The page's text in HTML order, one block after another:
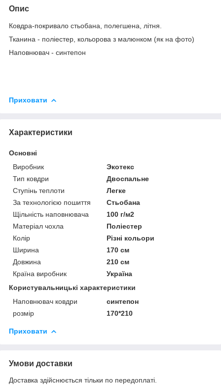
Опис
Ковдра-покривало стьобана, полегшена, літня.
Тканина - поліестер, кольорова з малюнком (як на фото)
Наповнювач - синтепон
Приховати
Характеристики
Основні
Виробник
Экотекс
Тип ковдри
Двоспальне
Ступінь теплоти
Легке
За технологією пошиття
Стьобана
Щільність наповнювача
100 г/м2
Матеріал чохла
Поліестер
Колір
Різні кольори
Ширина
170 см
Довжина
210 см
Країна виробник
Україна
Користувальницькі характеристики
Наповнювач ковдри
синтепон
розмір
170*210
Приховати
Умови доставки
Доставка здійснюється тільки по передоплаті.